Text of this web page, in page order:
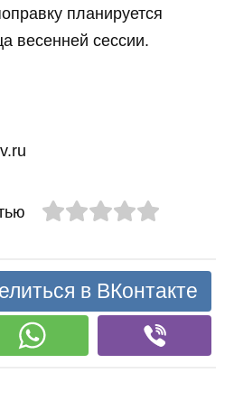
планируется
весенней сессии.
в ВКонтакте